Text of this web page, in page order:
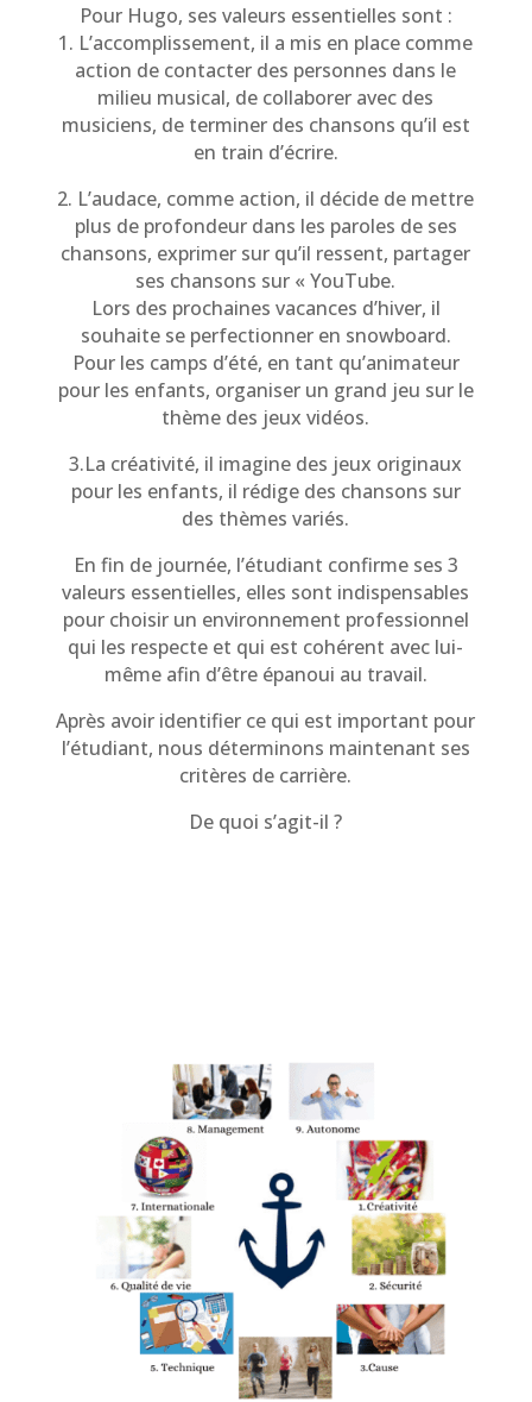
Pour Hugo, ses valeurs essentielles sont :
1. L’accomplissement, il a mis en place comme
action de contacter des personnes dans le
milieu musical, de collaborer avec des
musiciens, de terminer des chansons qu’il est
en train d’écrire.
2. L’audace, comme action, il décide de mettre
plus de profondeur dans les paroles de ses
chansons, exprimer sur qu’il ressent, partager
ses chansons sur « YouTube.
Lors des prochaines vacances d’hiver, il
souhaite se perfectionner en snowboard.
Pour les camps d’été, en tant qu’animateur
pour les enfants, organiser un grand jeu sur le
thème des jeux vidéos.
3.La créativité, il imagine des jeux originaux
pour les enfants, il rédige des chansons sur
des thèmes variés.
En fin de journée, l’étudiant confirme ses 3
valeurs essentielles, elles sont indispensables
pour choisir un environnement professionnel
qui les respecte et qui est cohérent avec lui-
même afin d’être épanoui au travail.
Après avoir identifier ce qui est important pour
l’étudiant, nous déterminons maintenant ses
critères de carrière.
De quoi s’agit-il ?